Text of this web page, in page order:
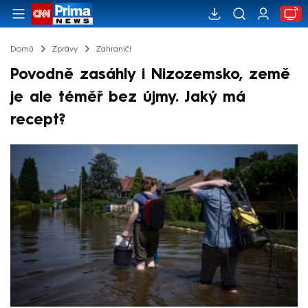
Domů Zprávy Zahraničí
Povodně zasáhly i Nizozemsko, země
je ale téměř bez újmy. Jaký má
recept?